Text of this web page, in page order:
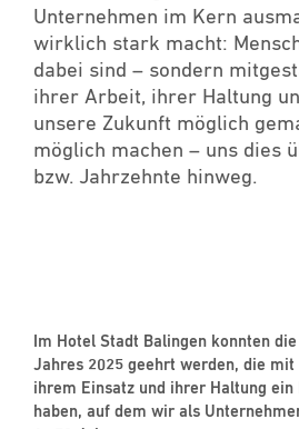
Unternehmen im Kern
wirklich stark macht:
dabei sind – sondern
ihrer Arbeit, ihrer Haltung
unsere Zukunft möglich
möglich machen – uns dies
bzw. Jahrzehnte hinweg.
Im Hotel Stadt Balingen konnten
Jahres 2025 geehrt werden, die
ihrem Einsatz und ihrer Haltung ein
haben, auf dem wir als